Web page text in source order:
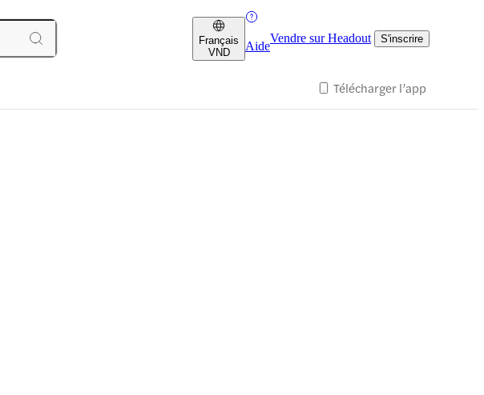
Français
VND
Aide
Vendre sur Headout S'inscrire
Télécharger l’app